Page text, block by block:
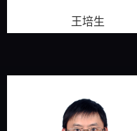
王培生